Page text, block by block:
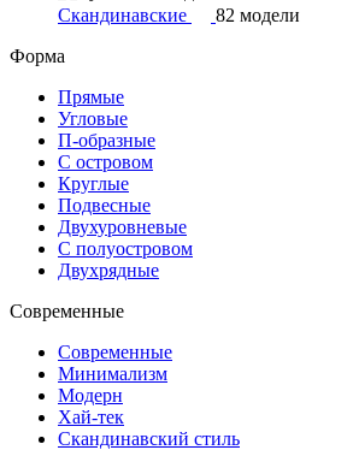
Скандинавские
82 модели
Форма
Прямые
Угловые
П-образные
С островом
Круглые
Подвесные
Двухуровневые
С полуостровом
Двухрядные
Современные
Современные
Минимализм
Модерн
Хай-тек
Скандинавский стиль